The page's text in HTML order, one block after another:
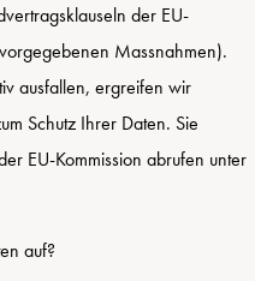
der EU-
Massnahmen).
ausfallen, ergreifen wir
Schutz Ihrer Daten. Sie
EU-Kommission abrufen unter
auf?